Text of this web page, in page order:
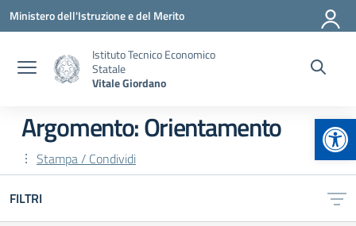
Vai ai contenuti
Vai al menu di navigazione
Vai al footer
Ministero dell'Istruzione e del Merito
Istituto Tecnico Economico
Statale
Vitale Giordano
Argomento: Orientamento
Stampa / Condividi
FILTRI